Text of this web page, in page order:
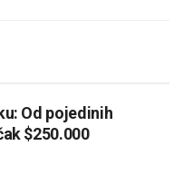
Od pojedinih
$250.000